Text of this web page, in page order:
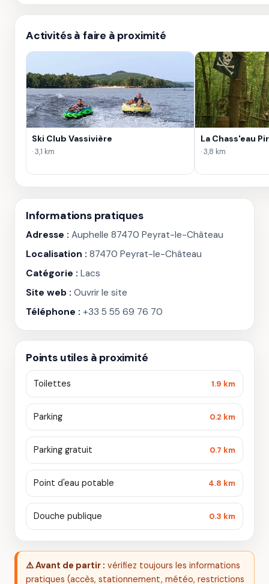
Activités à faire à proximité
Ski Club Vassivière
· 3,1 km
La Chass'eau
· 3,8 km
Informations pratiques
Adresse : Auphelle 87470 Peyrat-le-Château
Localisation : 87470 Peyrat-le-Château
Catégorie : Lacs
Site web : Ouvrir le site
Téléphone : +33 5 55 69 76 70
Points utiles à proximité
Toilettes 1.9 km
Parking 0.2 km
Parking gratuit 0.7 km
Point d'eau potable 4.8 km
Douche publique 0.3 km
⚠️ Avant de partir : vérifiez toujours les informations
pratiques (accès, stationnement, météo, restrictions